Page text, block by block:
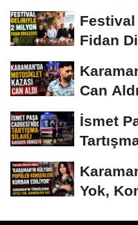
Fidan
Can Aldı
İsmet
Yok,